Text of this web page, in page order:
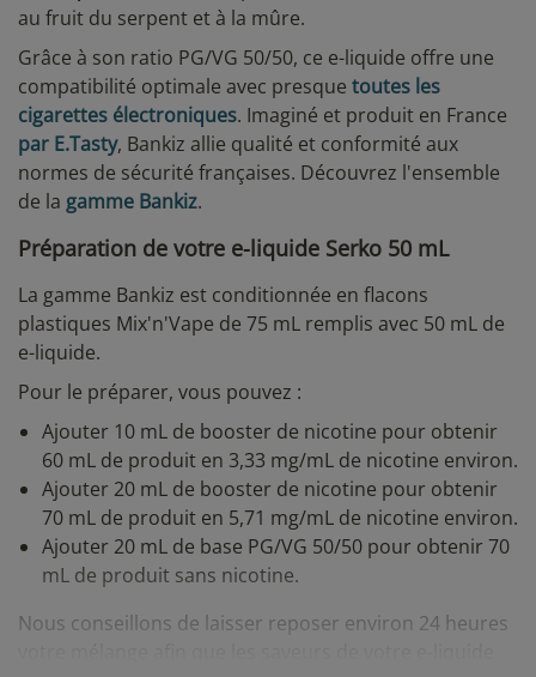
au fruit du serpent et à la mûre.
Grâce à son ratio PG/VG 50/50, ce e-liquide offre une
compatibilité optimale avec presque toutes les
cigarettes électroniques. Imaginé et produit en France
par E.Tasty, Bankiz allie qualité et conformité aux
normes de sécurité françaises. Découvrez l'ensemble
de la gamme Bankiz.
Préparation de votre e-liquide Serko 50 mL
La gamme Bankiz est conditionnée en flacons
plastiques Mix'n'Vape de 75 mL remplis avec 50 mL de
e-liquide.
Pour le préparer, vous pouvez :
Ajouter 10 mL de booster de nicotine pour obtenir
60 mL de produit en 3,33 mg/mL de nicotine environ.
Ajouter 20 mL de booster de nicotine pour obtenir
70 mL de produit en 5,71 mg/mL de nicotine environ.
Ajouter 20 mL de base PG/VG 50/50 pour obtenir 70
mL de produit sans nicotine.
Nous conseillons de laisser reposer environ 24 heures